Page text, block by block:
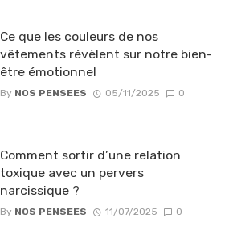
Ce que les couleurs de nos
vêtements révèlent sur notre bien-
être émotionnel
By NOS PENSEES 05/11/2025 0
Comment sortir d’une relation
toxique avec un pervers
narcissique ?
By NOS PENSEES 11/07/2025 0